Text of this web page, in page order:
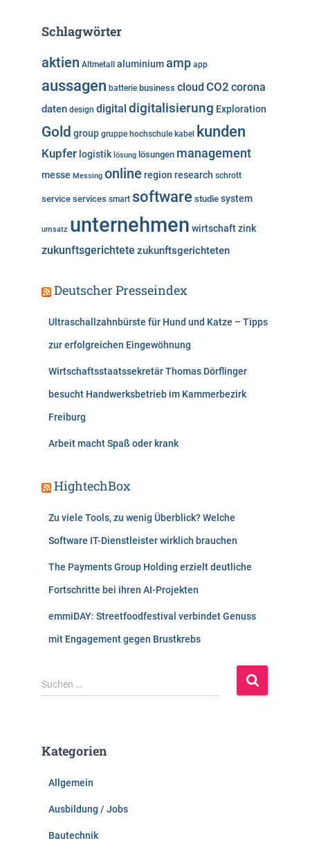
g
r
i
n
Schlagwörter
aktien Altmetall aluminiumamp app
aussagen batterie business cloud CO2 corona
daten design digital digitalisierung Exploration
Gold group gruppe hochschule kabel kunden
Kupfer logistik lösung lösungen management
messe Messing online region research schrott
service services smart software studie system
umsatz unternehmen wirtschaftzink
zukunftsgerichtete zukunftsgerichteten
Deutscher Presseindex
Ultraschallzahnbürste für Hund und Katze – Tipps
zur erfolgreichen Eingewöhnung
Wirtschaftsstaatssekretär Thomas Dörflinger
besucht Handwerksbetrieb im Kammerbezirk
Freiburg
Arbeit macht Spaß oder krank
HightechBox
Zu viele Tools, zu wenig Überblick? Welche
Software IT-Dienstleister wirklich brauchen
The Payments Group Holding erzielt deutliche
Fortschritte bei ihren AI-Projekten
emmiDAY: Streetfoodfestival verbindet Genuss
mit Engagement gegen Brustkrebs
S
u
n
Suchen …
Kategorien
Allgemein
Ausbildung / Jobs
Bautechnik